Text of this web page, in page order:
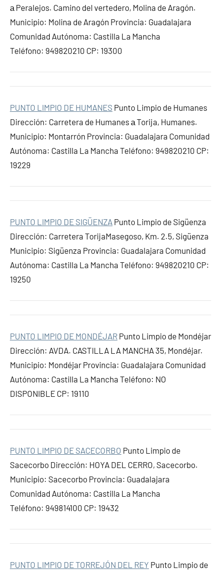
а Peralejos. Camino del vertedero, Molina de Aragón.
Municipio: Molina de Aragón Provincia: Guadalajara
Comunidad Autónoma: Castilla La Mancha
Teléfono: 949820210 CP: 19300
PUNTO LIMPIO DE HUMANES Punto Limpio de Humanes
Dirección: Carretera de Humanes а Torija, Humanes.
Municipio: Montarrón Provincia: Guadalajara Comunidad
Autónoma: Castilla La Mancha Teléfono: 949820210 CP:
19229
PUNTO LIMPIO DE SIGÜENZA Punto Limpio de Sigüenza
Dirección: Carretera TorijaMasegoso, Km. 2.5, Sigüenza
Municipio: Sigüenza Provincia: Guadalajara Comunidad
Autónoma: Castilla La Mancha Teléfono: 949820210 CP:
19250
PUNTO LIMPIO DE MONDÉJAR Punto Limpio de Mondéjar
Dirección: AVDA. CASTILLA LA MANCHA 35, Mondéjar.
Municipio: Mondéjar Provincia: Guadalajara Comunidad
Autónoma: Castilla La Mancha Teléfono: NO
DISPONIBLE CP: 19110
PUNTO LIMPIO DE SACECORBO Punto Limpio de
Sacecorbo Dirección: HOYA DEL CERRO, Sacecorbo.
Municipio: Sacecorbo Provincia: Guadalajara
Comunidad Autónoma: Castilla La Mancha
Teléfono: 949814100 CP: 19432
PUNTO LIMPIO DE TORREJÓN DEL REY Punto Limpio de